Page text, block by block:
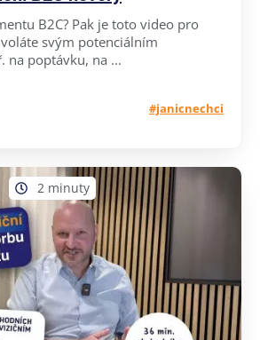
B2C? Pak je toto video pro
svým potenciálním
na poptávku, na ...
#janicnechci
2 minuty